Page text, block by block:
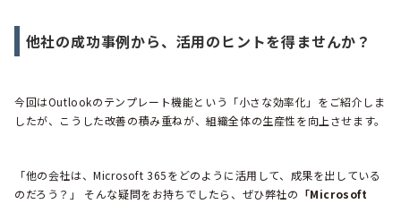
他社の成功事例から、活用のヒントを得ませんか？
今回はOutlookのテンプレート機能という「小さな効率化」をご紹介しま
したが、こうした改善の積み重ねが、組織全体の生産性を向上させます。
「他の会社は、Microsoft 365をどのように活用して、成果を出している
のだろう？」 そんな疑問をお持ちでしたら、ぜひ弊社の 「Microsoft